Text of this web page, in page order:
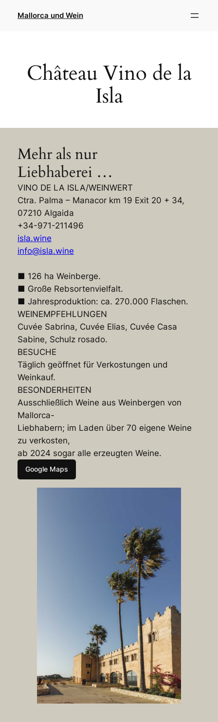
Mallorca und Wein
Château Vino de la
Isla
Mehr als nur
Liebhaberei …
VINO DE LA ISLA/WEINWERT
Ctra. Palma – Manacor km 19 Exit 20 + 34,
07210 Algaida
+34-971-211496
isla.wine
info@isla.wine
■ 126 ha Weinberge.
■ Große Rebsortenvielfalt.
■ Jahresproduktion: ca. 270.000 Flaschen.
WEINEMPFEHLUNGEN
Cuvée Sabrina, Cuvée Elias, Cuvée Casa
Sabine, Schulz rosado.
BESUCHE
Täglich geöffnet für Verkostungen und
Weinkauf.
BESONDERHEITEN
Ausschließlich Weine aus Weinbergen von
Mallorca-
Liebhabern; im Laden über 70 eigene Weine
zu verkosten,
ab 2024 sogar alle erzeugten Weine.
Google Maps